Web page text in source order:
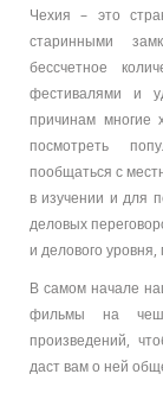
Чехия – это
старинными
бессчетное
фестивалями и
причинам многие
посмотреть
пообщаться с
в изучении и для
деловых
и делового
В самом начале
фильмы на
произведений,
даст вам о ней